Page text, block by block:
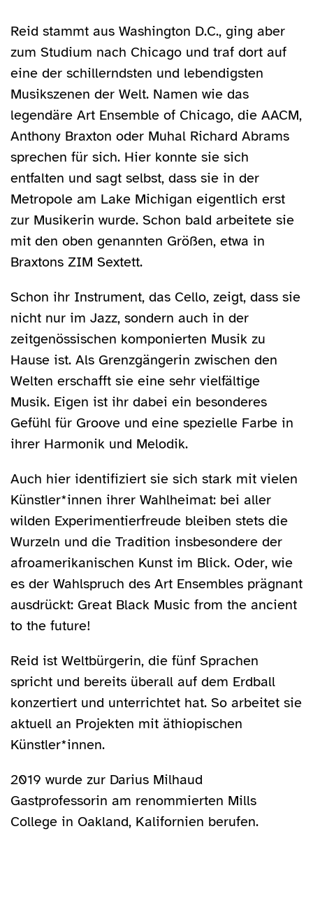
Reid stammt aus Washington D.C., ging aber
zum Studium nach Chicago und traf dort auf
eine der schillerndsten und lebendigsten
Musikszenen der Welt. Namen wie das
legendäre Art Ensemble of Chicago, die AACM,
Anthony Braxton oder Muhal Richard Abrams
sprechen für sich. Hier konnte sie sich
entfalten und sagt selbst, dass sie in der
Metropole am Lake Michigan eigentlich erst
zur Musikerin wurde. Schon bald arbeitete sie
mit den oben genannten Größen, etwa in
Braxtons ZIM Sextett.
Schon ihr Instrument, das Cello, zeigt, dass sie
nicht nur im Jazz, sondern auch in der
zeitgenössischen komponierten Musik zu
Hause ist. Als Grenzgängerin zwischen den
Welten erschafft sie eine sehr vielfältige
Musik. Eigen ist ihr dabei ein besonderes
Gefühl für Groove und eine spezielle Farbe in
ihrer Harmonik und Melodik.
Auch hier identifiziert sie sich stark mit vielen
Künstler*innen ihrer Wahlheimat: bei aller
wilden Experimentierfreude bleiben stets die
Wurzeln und die Tradition insbesondere der
afroamerikanischen Kunst im Blick. Oder, wie
es der Wahlspruch des Art Ensembles prägnant
ausdrückt: Great Black Music from the ancient
to the future!
Reid ist Weltbürgerin, die fünf Sprachen
spricht und bereits überall auf dem Erdball
konzertiert und unterrichtet hat. So arbeitet sie
aktuell an Projekten mit äthiopischen
Künstler*innen.
2019 wurde zur Darius Milhaud
Gastprofessorin am renommierten Mills
College in Oakland, Kalifornien berufen.